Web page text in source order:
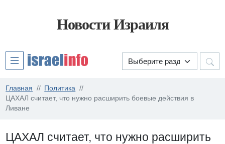
Новости Израиля
Главная
Политика
ЦАХАЛ считает, что нужно расширить боевые действия в
Ливане
ЦАХАЛ считает, что нужно расширить